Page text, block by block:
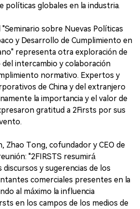
políticas globales en la industria.
sobre Nuevas Políticas
y Desarrollo de Cumplimiento en
representa otra exploración de
intercambio y colaboración
normativo. Expertos y
de China y del extranjero
la importancia y el valor de
gratitud a 2Firsts por sus
Zhao Tong, cofundador y CEO de
"2FIRSTS resumirá
y sugerencias de los
comerciales presentes en la
al máximo la influencia
en los campos de los medios de